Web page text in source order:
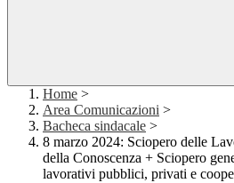
Home >
Area Comunicazioni >
Bacheca sindacale >
8 marzo 2024: Sciopero delle
della Conoscenza + Sciopero
lavorativi pubblici, privati e